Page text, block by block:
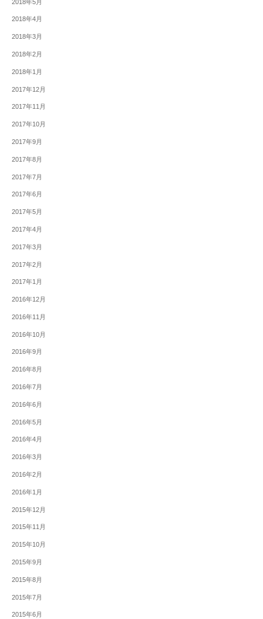
2018年5月
2018年4月
2018年3月
2018年2月
2018年1月
2017年12月
2017年11月
2017年10月
2017年9月
2017年8月
2017年7月
2017年6月
2017年5月
2017年4月
2017年3月
2017年2月
2017年1月
2016年12月
2016年11月
2016年10月
2016年9月
2016年8月
2016年7月
2016年6月
2016年5月
2016年4月
2016年3月
2016年2月
2016年1月
2015年12月
2015年11月
2015年10月
2015年9月
2015年8月
2015年7月
2015年6月